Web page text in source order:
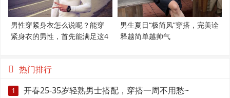
男性穿紧身衣怎么说呢？能穿
紧身衣的男性，首先能满足这4
男生夏日“极简风”穿搭，完美诠
释越简单越帅气
热门排行
1 开春25-35岁轻熟男士搭配，穿搭一周不用愁~